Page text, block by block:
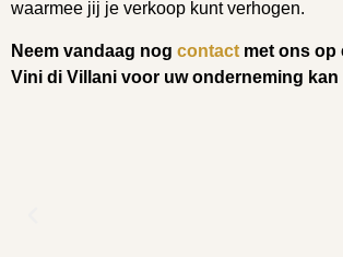
waarmee jij je verkoop kunt verhogen.
Neem vandaag nog contact met ons op
Vini di Villani voor uw onderneming kan